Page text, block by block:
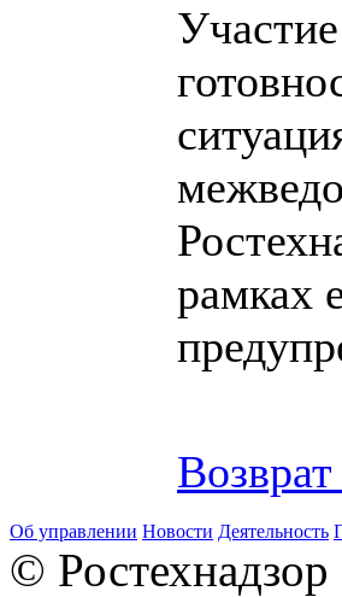
рамках
Об управлении Новости Деятельность
©